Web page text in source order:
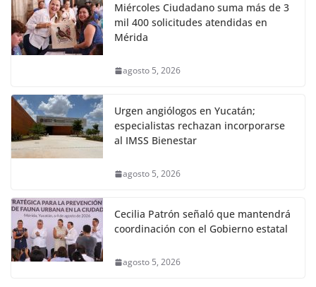
Miércoles Ciudadano suma más de 3
mil 400 solicitudes atendidas en
Mérida
agosto 5, 2026
Urgen angiólogos en Yucatán;
especialistas rechazan incorporarse
al IMSS Bienestar
agosto 5, 2026
Cecilia Patrón señaló que mantendrá
coordinación con el Gobierno estatal
agosto 5, 2026